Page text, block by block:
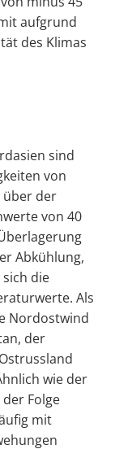
aufgrund
des Klimas
sind
von
über der
von 40
Abkühlung,
die
Als
Nordostwind
der
wie der
Folge
mit